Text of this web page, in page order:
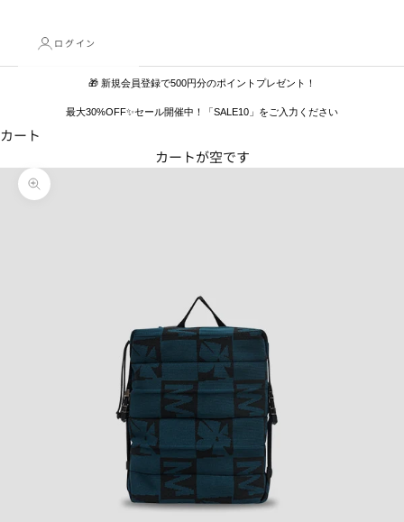
ログイン
🎁 新規会員登録で500円分のポイントプレゼント！
最大30%OFF✨セール開催中！「SALE10」をご入力ください
カート
カートが空です
ズームイン